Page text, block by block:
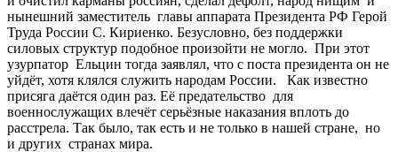
нынешний заместитель главы аппарата Президента РФ Герой
Труда России С. Кириенко. Безусловно, без поддержки
силовых структур подобное произойти не могло. При этот
узурпатор Ельцин тогда заявлял, что с поста президента он не
уйдёт, хотя клялся служить народам России. Как известно
присяга даётся один раз. Её предательство для
военнослужащих влечёт серьёзные наказания вплоть до
расстрела. Так было, так есть и не только в нашей стране, но
и других странах мира.